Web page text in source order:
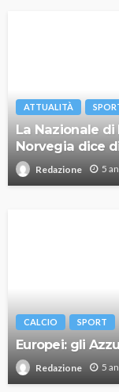
ATTUALITÀ
La Nazionale
Norvegia dice
Redazione 5
CALCIO SPORT
Europei: gli
Redazione 5